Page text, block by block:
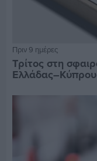
Πριν 9 ημέρες
Τρίτος στη